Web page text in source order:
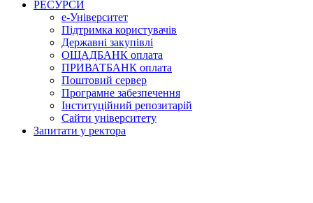
РЕСУРСИ
е-Університет
Підтримка користувачів
Державні закупівлі
ОЩАДБАНК оплата
ПРИВАТБАНК оплата
Поштовий сервер
Програмне забезпечення
Інституційний репозитарій
Сайти університету
Запитати у ректора